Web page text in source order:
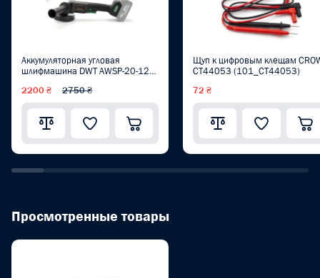
Аккумуляторная угловая
шлифмашина DWT AWSP-20-125
2200 ₴ 2750 ₴
Щуп к цифровым клещам
CT44053 (101_CT44053)
72 ₴
Просмотренные товары